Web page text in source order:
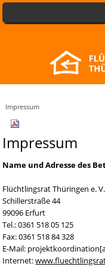
Impressum
Impressum
Name und Adresse des
Flüchtlingsrat Thüringen e. V.
Schillerstraße 44
99096 Erfurt
Tel.: 0361 518 05 125
Fax: 0361 518 84 328
E-Mail:
Internet: